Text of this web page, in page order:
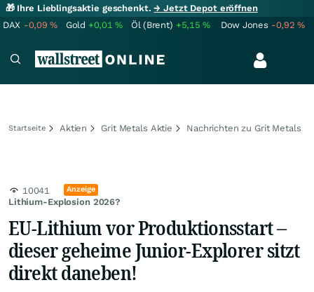
🎁 Ihre Lieblingsaktie geschenkt.→ Jetzt Depot eröffnen
DAX -0,09% Gold +0,01% Öl (Brent) +5,15% Dow Jones -0,92%
Startseite Aktien Grit Metals Aktie Nachrichten zu Grit Metals
Lithium-Explosion 2026?
10041 Anzeige
EU-Lithium vor Produktionsstart –
dieser geheime Junior-Explorer sitzt
direkt daneben!